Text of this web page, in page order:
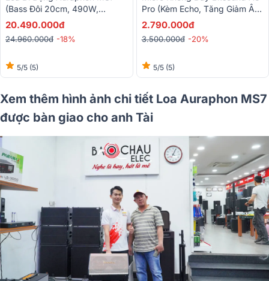
(Bass Đôi 20cm, 490W,
Bluetooth 5.4, Có Pin)
20.490.000đ
24.960.000đ -18%
5/5 (5)
Pro (Kèm Echo, Tăng Giảm Âm
Lượng Mic)
2.790.000đ
3.500.000đ -20%
5/5 (5)
Xem thêm hình ảnh chi tiết Loa Auraphon MS7
được bàn giao cho anh Tài